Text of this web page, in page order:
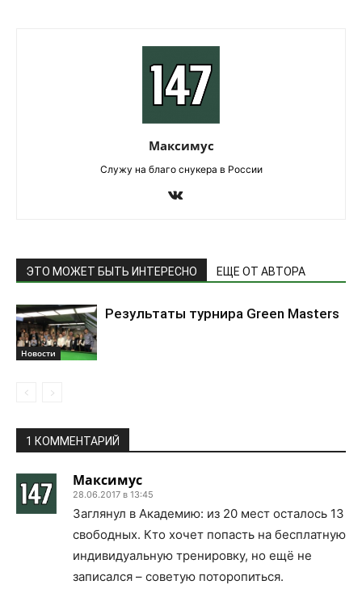
Максимус
Служу на благо снукера в России
ЭТО МОЖЕТ БЫТЬ ИНТЕРЕСНО ЕЩЕ ОТ АВТОРА
Новости
Результаты турнира Green Masters
1 КОММЕНТАРИЙ
Максимус
28.06.2017 в 13:45
Заглянул в Академию: из 20 мест осталось 13
свободных. Кто хочет попасть на бесплатную
индивидуальную тренировку, но ещё не
записался – советую поторопиться.